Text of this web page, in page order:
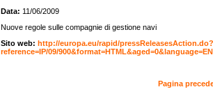
Data: 11/06/2009
Nuove regole sulle compagnie di gestione navi
Sito web: http://europa.eu/rapid/pressReleasesAction.do?
reference=IP/09/
Pagina